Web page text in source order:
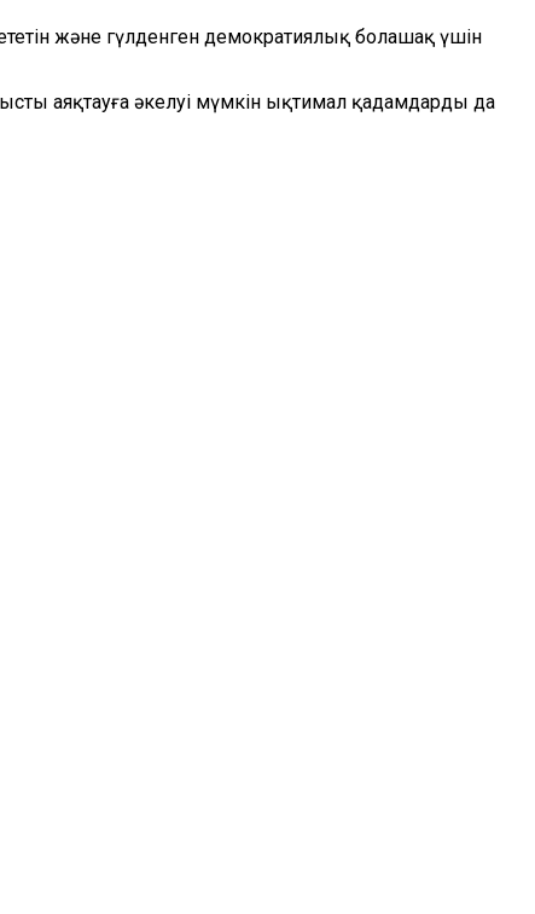
және гүлденген демократиялық болашақ үшін
аяқтауға әкелуі мүмкін ықтимал қадамдарды да